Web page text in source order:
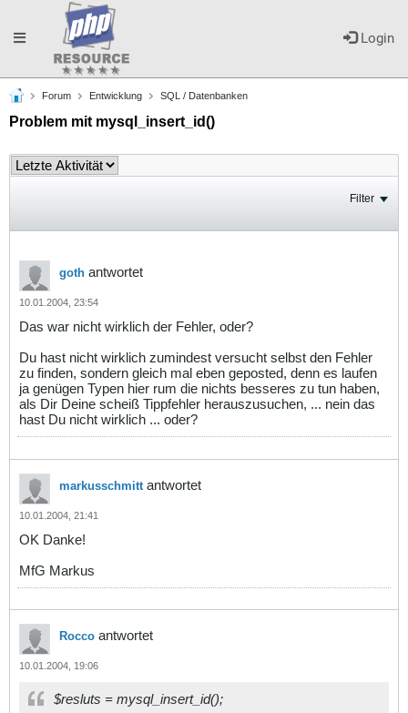
Login
Toggle
navigation
Forum Entwicklung SQL / Datenbanken
Problem mit mysql_insert_id()
Filter
goth antwortet
10.01.2004, 23:54
Das war nicht wirklich der Fehler, oder?
Du hast nicht wirklich zumindest versucht selbst den Fehler
zu finden, sondern gleich mal eben geposted, denn es laufen
ja genügen Typen hier rum die nichts besseres zu tun haben,
als Dir Deine scheiß Tippfehler herauszusuchen, ... nein das
hast Du nicht wirklich ... oder?
markusschmitt antwortet
10.01.2004, 21:41
OK Danke!
MfG Markus
Rocco antwortet
10.01.2004, 19:06
$resluts = mysql_insert_id();